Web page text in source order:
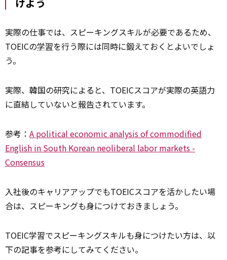
けよう
実際の仕事では、スピーキングスキルが必要であるため、
TOEICの学習を行う際には同時に鍛えておくとよいでしょ
う。
実際、韓国の研究によると、TOEICスコアが実際の英語力
に直結していないと報告されています。
参考： A political economic analysis of commodified
English in South Korean neoliberal labor markets -
Consensus
入社後のキャリアアップでもTOEICスコアを活かしたい場
合は、スピーキングも身につけておきましょう。
TOEIC学習でスピーキングスキルも身につけたい方は、以
下の記事を参考にしてみてください。